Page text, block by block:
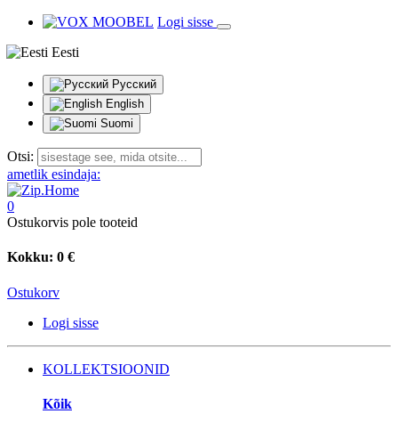
Logi sisse
Eesti
Русский
English
Suomi
Otsi:
ametlik esindaja:
0
Ostukorvis pole tooteid
Kokku: 0 €
Ostukorv
Logi sisse
KOLLEKTSIOONID
Kõik